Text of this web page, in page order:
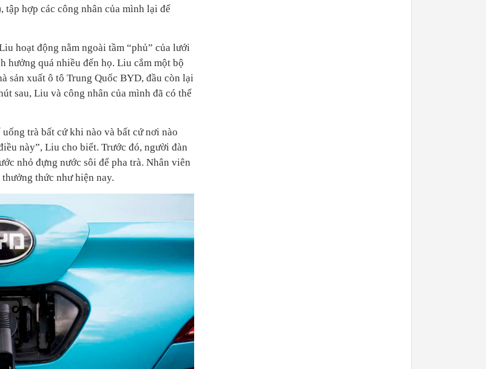
hợp các công nhân của mình lại để
hoạt động nằm ngoài tầm “phủ” của lưới
hưởng quá nhiều đến họ. Liu cắm một bộ
sản xuất ô tô Trung Quốc BYD, đầu còn lại
sau, Liu và công nhân của mình đã có thể
trà bất cứ khi nào và bất cứ nơi nào
này”, Liu cho biết. Trước đó, người đàn
nhỏ đựng nước sôi để pha trà. Nhân viên
thức như hiện nay.